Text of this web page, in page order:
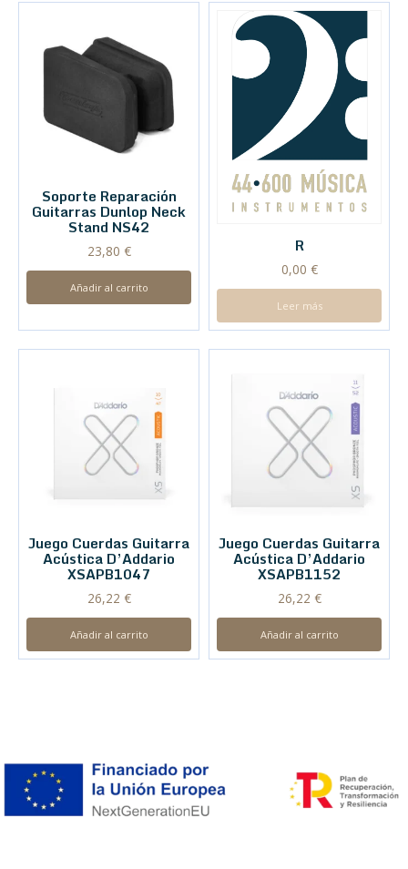
Soporte Reparación
Guitarras Dunlop Neck
Stand NS42
23,80 €
Añadir al carrito
R
0,00 €
Leer más
Juego Cuerdas Guitarra
Acústica D’Addario
XSAPB1047
26,22 €
Añadir al carrito
Juego Cuerdas Guitarra
Acústica D’Addario
XSAPB1152
26,22 €
Añadir al carrito